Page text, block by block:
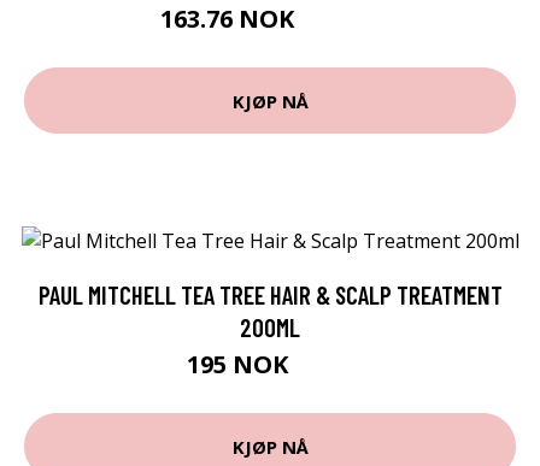
163.76 NOK
KJØP NÅ
PAUL MITCHELL TEA TREE HAIR & SCALP TREATMENT
200ML
195 NOK
KJØP NÅ